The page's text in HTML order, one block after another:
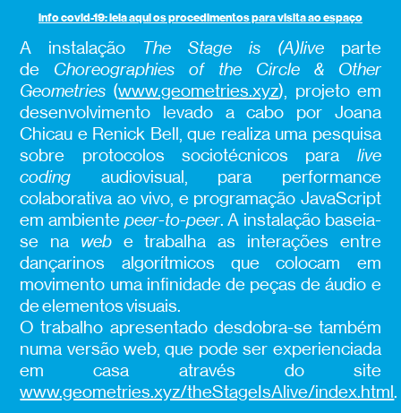
info covid-19: leia aqui os procedimentos para visita ao espaço
A instalação The Stage is (A)liveparte
de Choreographies of the Circle & Other
Geometries (www.geometries.xyz), projeto em
desenvolvimento levado a cabo por Joana
Chicau e Renick Bell, que realiza uma pesquisa
sobre protocolos sociotécnicos para live
coding audiovisual, para performance
colaborativa ao vivo, e programação JavaScript
em ambiente peer-to-peer. A instalação baseia-
se na webe trabalha as interações entre
dançarinos algorítmicos que colocam em
movimento uma infinidade de peças de áudio e
de elementos visuais.
O trabalho apresentado desdobra-se também
numa versão web, que pode ser experienciada
em casa através do site
www.geometries.xyz/theStageIsAlive/index.html.